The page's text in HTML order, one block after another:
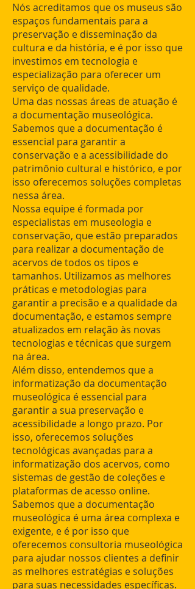
Nós acreditamos que os museus são
espaços fundamentais para a
preservação e disseminação da
cultura e da história, e é por isso que
investimos em tecnologia e
especialização para oferecer um
serviço de qualidade.
Uma das nossas áreas de atuação é
a documentação museológica.
Sabemos que a documentação é
essencial para garantir a
conservação e a acessibilidade do
patrimônio cultural e histórico, e por
isso oferecemos soluções completas
nessa área.
Nossa equipe é formada por
especialistas em museologia e
conservação, que estão preparados
para realizar a documentação de
acervos de todos os tipos e
tamanhos. Utilizamos as melhores
práticas e metodologias para
garantir a precisão e a qualidade da
documentação, e estamos sempre
atualizados em relação às novas
tecnologias e técnicas que surgem
na área.
Além disso, entendemos que a
informatização da documentação
museológica é essencial para
garantir a sua preservação e
acessibilidade a longo prazo. Por
isso, oferecemos soluções
tecnológicas avançadas para a
informatização dos acervos, como
sistemas de gestão de coleções e
plataformas de acesso online.
Sabemos que a documentação
museológica é uma área complexa e
exigente, e é por isso que
oferecemos consultoria museológica
para ajudar nossos clientes a definir
as melhores estratégias e soluções
para suas necessidades específicas.